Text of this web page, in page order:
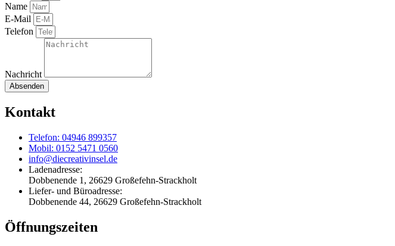
Name
E-Mail
Telefon
Nachricht
Absenden
Kontakt
Telefon: 04946 899357
Mobil: 0152 5471 0560
info@diecreativinsel.de
Ladenadresse:
Dobbenende 1, 26629 Großefehn-Strackholt
Liefer- und Büroadresse:
Dobbenende 44, 26629 Großefehn-Strackholt
Öffnungszeiten